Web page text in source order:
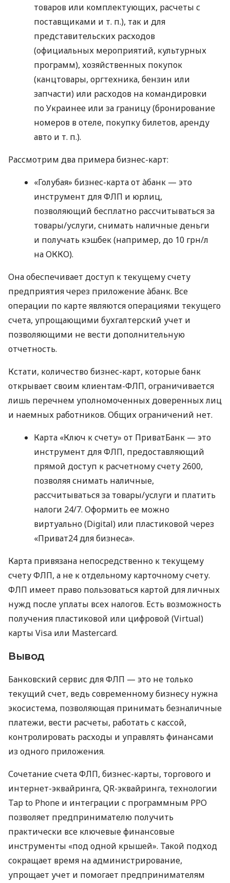
товаров или комплектующих, расчеты с
поставщиками и т. п.), так и для
представительских расходов
(официальных мероприятий, культурных
программ), хозяйственных покупок
(канцтовары, оргтехника, бензин или
запчасти) или расходов на командировки
по Украинее или за границу (бронирование
номеров в отеле, покупку билетов, аренду
авто и т. п.).
Рассмотрим два примера бизнес-карт:
«Голубая» бизнес-карта от àбанк — это
инструмент для ФЛП и юрлиц,
позволяющий бесплатно рассчитываться за
товары/услуги, снимать наличные деньги
и получать кэшбек (например, до 10 грн/л
на ОККО).
Она обеспечивает доступ к текущему счету
предприятия через приложение àбанк. Все
операции по карте являются операциями текущего
счета, упрощающими бухгалтерский учет и
позволяющими не вести дополнительную
отчетность.
Кстати, количество бизнес-карт, которые банк
открывает своим клиентам-ФЛП, ограничивается
лишь перечнем уполномоченных доверенных лиц
и наемных работников. Общих ограничений нет.
Карта «Ключ к счету» от ПриватБанк — это
инструмент для ФЛП, предоставляющий
прямой доступ к расчетному счету 2600,
позволяя снимать наличные,
рассчитываться за товары/услуги и платить
налоги 24/7. Оформить ее можно
виртуально (Digital) или пластиковой через
«Приват24 для бизнеса».
Карта привязана непосредственно к текущему
счету ФЛП, а не к отдельному карточному счету.
ФЛП имеет право пользоваться картой для личных
нужд после уплаты всех налогов. Есть возможность
получения пластиковой или цифровой (Virtual)
карты Visa или Mastercard.
Вывод
Банковский сервис для ФЛП — это не только
текущий счет, ведь современному бизнесу нужна
экосистема, позволяющая принимать безналичные
платежи, вести расчеты, работать с кассой,
контролировать расходы и управлять финансами
из одного приложения.
Сочетание счета ФЛП, бизнес-карты, торгового и
интернет-эквайринга, QR-эквайринга, технологии
Tap to Phone и интеграции с программным РРО
позволяет предпринимателю получить
практически все ключевые финансовые
инструменты «под одной крышей». Такой подход
сокращает время на администрирование,
упрощает учет и помогает предпринимателям